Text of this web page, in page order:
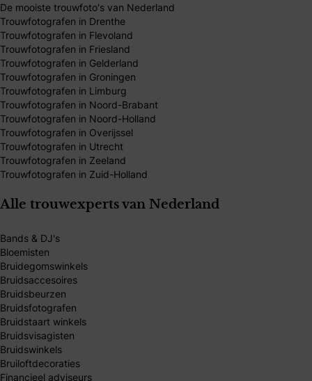
De mooiste trouwfoto's van Nederland
Trouwfotografen in Drenthe
Trouwfotografen in Flevoland
Trouwfotografen in Friesland
Trouwfotografen in Gelderland
Trouwfotografen in Groningen
Trouwfotografen in Limburg
Trouwfotografen in Noord-Brabant
Trouwfotografen in Noord-Holland
Trouwfotografen in Overijssel
Trouwfotografen in Utrecht
Trouwfotografen in Zeeland
Trouwfotografen in Zuid-Holland
Alle trouwexperts van Nederland
Bands & DJ's
Bloemisten
Bruidegomswinkels
Bruidsaccesoires
Bruidsbeurzen
Bruidsfotografen
Bruidstaart winkels
Bruidsvisagisten
Bruidswinkels
Bruiloftdecoraties
Financieel adviseurs